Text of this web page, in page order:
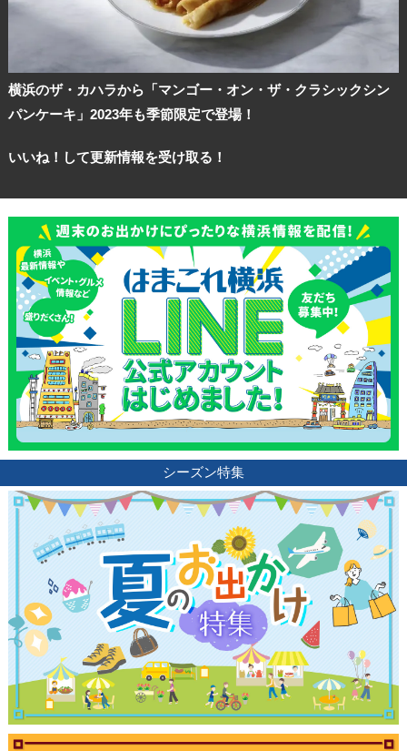
横浜のザ・カハラから「マンゴー・オン・ザ・クラシックシン
パンケーキ」2023年も季節限定で登場！
いいね！して更新情報を受け取る！
シーズン特集